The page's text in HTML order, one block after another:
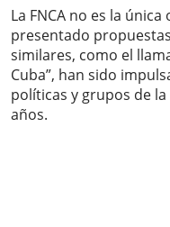
La FNCA no es la
presentado
similares, como el
Cuba”, han sido
políticas y grupos de
años.